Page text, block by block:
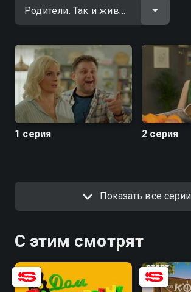
1 серия 2 серия
Показать все серии
С этим смотрят